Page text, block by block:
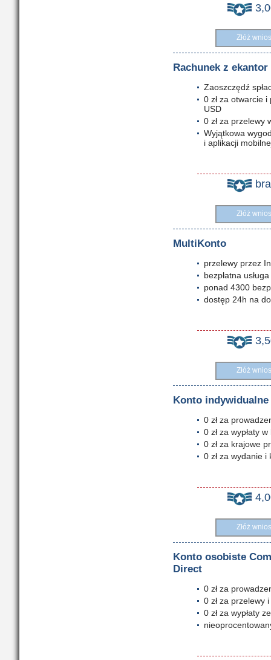
Złóż
Rachunek z ekantor
Zaoszczędź
0 zł za otwarcie
USD
0 zł za przelewy
Wyjątkowa
i aplikacji
Złóż
MultiKonto
przelewy przez
bezpłatna
ponad 4300
dostęp 24h na
Złóż
Konto indywidualne
0 zł za
0 zł za wypłaty
0 zł za krajowe
0 zł za wydanie
Złóż
Konto osobiste
Direct
0 zł za
0 zł za przelewy
0 zł za wypłaty